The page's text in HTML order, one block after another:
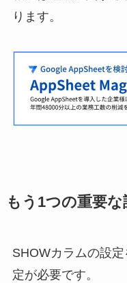
ります。
もう1つの重要な
SHOWカラムの設
定が必要です。